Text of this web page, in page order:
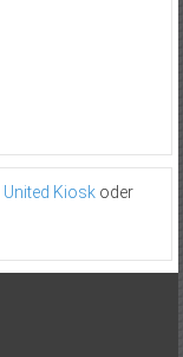
United Kioskoder